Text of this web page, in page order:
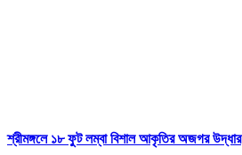
শ্রীমঙ্গলে ১৮ ফুট লম্বা বিশাল আকৃতির অজগর উদ্ধার